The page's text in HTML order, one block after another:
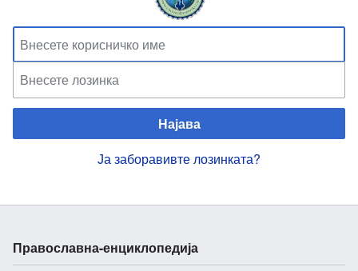
Најава
Ја заборавивте лозинката?
Православна-енциклопедија